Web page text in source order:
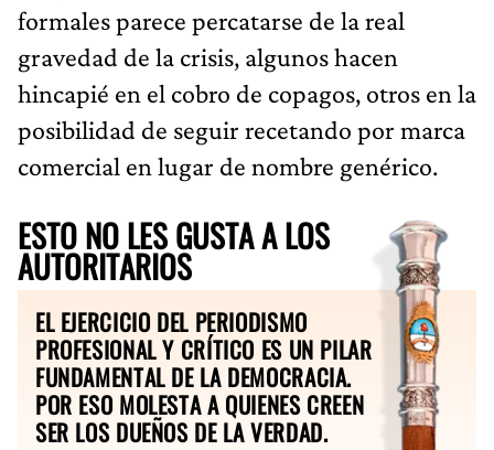
formales parece percatarse de la real
gravedad de la crisis, algunos hacen
hincapié en el cobro de copagos, otros en la
posibilidad de seguir recetando por marca
comercial en lugar de nombre genérico.
ESTO NO LES GUSTA A LOS
AUTORITARIOS
EL EJERCICIO DEL PERIODISMO
PROFESIONAL Y CRÍTICO ES UN PILAR
FUNDAMENTAL DE LA DEMOCRACIA.
POR ESO MOLESTA A QUIENES CREEN
SER LOS DUEÑOS DE LA VERDAD.